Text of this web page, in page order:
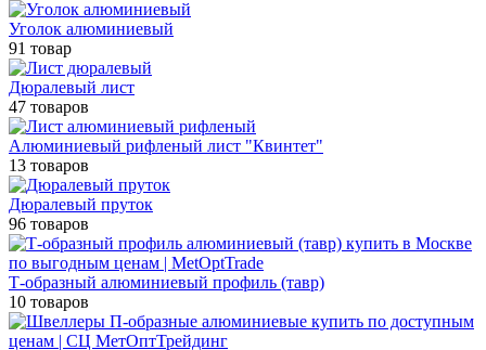
Уголок алюминиевый
91 товар
Дюралевый лист
47 товаров
Алюминиевый рифленый лист "Квинтет"
13 товаров
Дюралевый пруток
96 товаров
Т-образный алюминиевый профиль (тавр)
10 товаров